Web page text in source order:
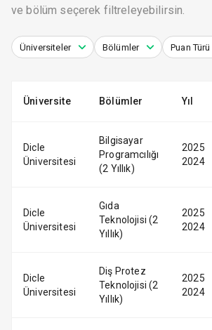
ve bölüm seçerek filtreleyebilirsin.
Üniversiteler Bölümler Puan Türü
Üniversite Bölümler Yıl
Dicle
Üniversitesi
Bilgisayar
Programcılığı
(2 Yıllık)
2025
2024
Dicle
Üniversitesi
Gıda
Teknolojisi (2
Yıllık)
2025
2024
Dicle
Üniversitesi
Diş Protez
Teknolojisi (2
Yıllık)
2025
2024